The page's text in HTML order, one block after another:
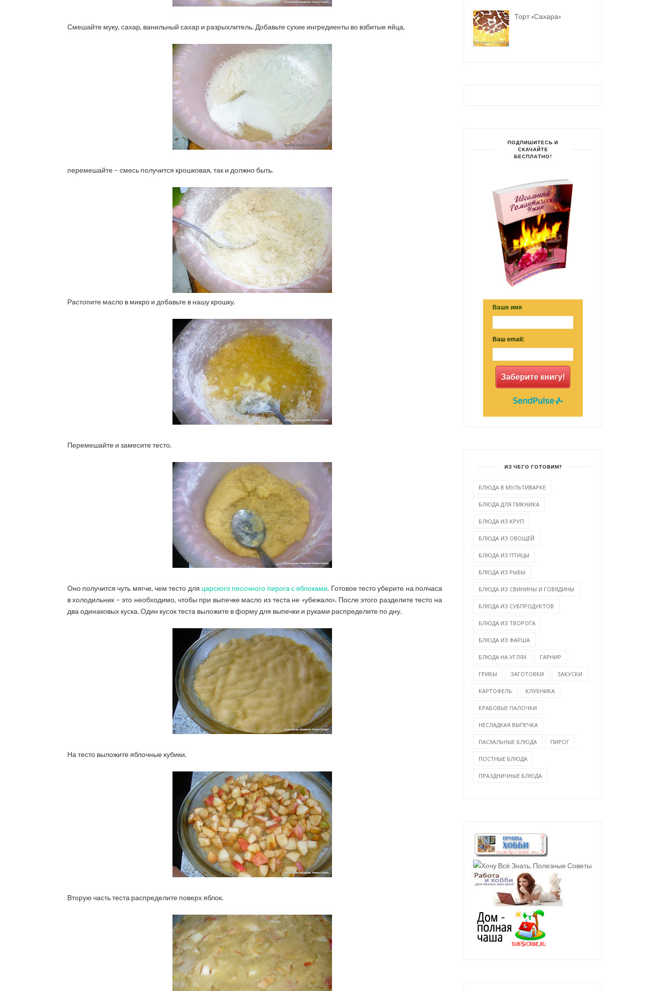
Смешайте муку, сахар, ванильный сахар и разрыхлитель. Добавьте сухие ингредиенты во взбитые яйца,
перемешайте – смесь получится крошковая, так и должно быть.
Растопите масло в микро и добавьте в нашу крошку.
Перемешайте и замесите тесто.
Оно получится чуть мягче, чем тесто для царского песочного пирога с яблоками. Готовое тесто уберите на полчаса
в холодильник – это необходимо, чтобы при выпечке масло из теста не «убежало». После этого разделите тесто на
два одинаковых куска. Один кусок теста выложите в форму для выпечки и руками распределите по дну.
На тесто выложите яблочные кубики.
Вторую часть теста распределите поверх яблок.
Торт «Сахара»
ПОДПИШИТЕСЬ И
СКАЧАЙТЕ
БЕСПЛАТНО!
Ваше имя
Ваш email:
Заберите книгу!
ИЗ ЧЕГО ГОТОВИМ?
БЛЮДА В МУЛЬТИВАРКЕ
БЛЮДА ДЛЯ ПИКНИКА
БЛЮДА ИЗ КРУП
БЛЮДА ИЗ ОВОЩЕЙ
БЛЮДА ИЗ ПТИЦЫ
БЛЮДА ИЗ РЫБЫ
БЛЮДА ИЗ СВИНИНЫ И ГОВЯДИНЫ
БЛЮДА ИЗ СУБПРОДУКТОВ
БЛЮДА ИЗ ТВОРОГА
БЛЮДА ИЗ ФАРША
БЛЮДА НА УГЛЯХ ГАРНИР
ГРИБЫ ЗАГОТОВКИ ЗАКУСКИ
КАРТОФЕЛЬ КЛУБНИКА
КРАБОВЫЕ ПАЛОЧКИ
НЕСЛАДКАЯ ВЫПЕЧКА
ПАСХАЛЬНЫЕ БЛЮДА ПИРОГ
ПОСТНЫЕ БЛЮДА
ПРАЗДНИЧНЫЕ БЛЮДА